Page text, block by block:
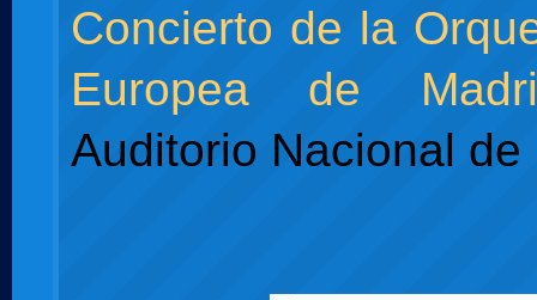
Concierto de la
Europea de
Auditorio Nacional de